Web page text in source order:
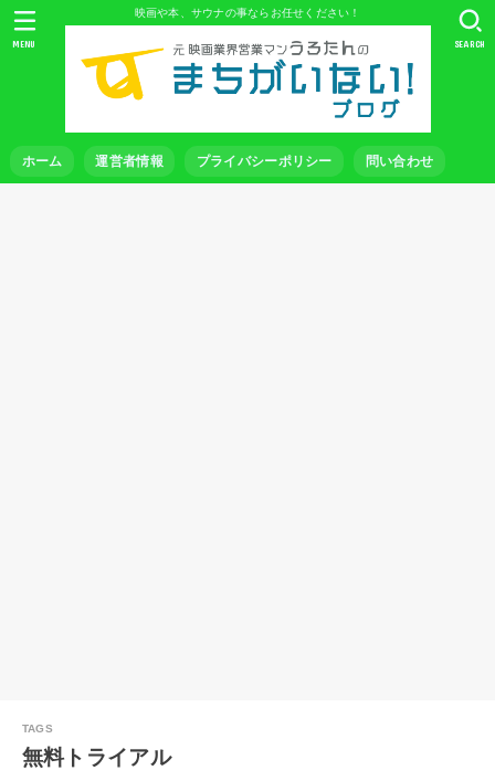
映画や本、サウナの事ならお任せください！
ホーム 運営者情報 プライバシーポリシー 問い合わせ
SEARCH
MENU
無料トライアル